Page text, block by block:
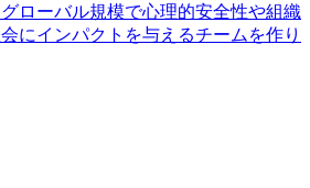
ローバル規模で心理的安全性や組織
にインパクトを与えるチームを作り